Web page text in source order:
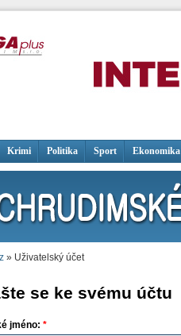
Krimi Politika Sport Ekonomika
» Uživatelský účet
se ke svému účtu
jméno: *